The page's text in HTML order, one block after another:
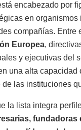
encabezado por
en organismos
compañías. Entre
Europea,
y ejecutivas del
una alta capacidad
las instituciones
la lista integra
fundadoras